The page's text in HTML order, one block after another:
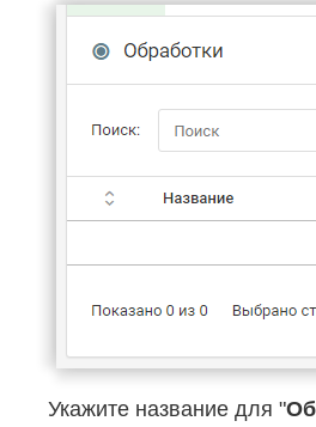
Укажите название для "